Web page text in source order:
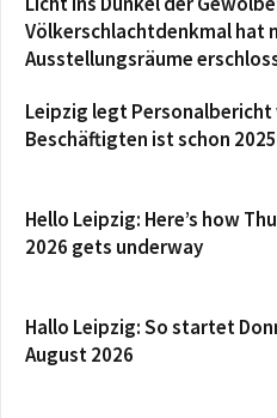
Völkerschlachtdenkmal hat
Ausstellungsräume
Leipzig legt Personalbericht
Beschäftigten ist schon
Hello Leipzig: Here’s how
2026 gets underway
Hallo Leipzig: So startet
August 2026